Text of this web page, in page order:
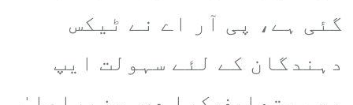
گئی ہے، پی آر اے نے ٹیکس
دہندگان کے لئے سہولت ایپ